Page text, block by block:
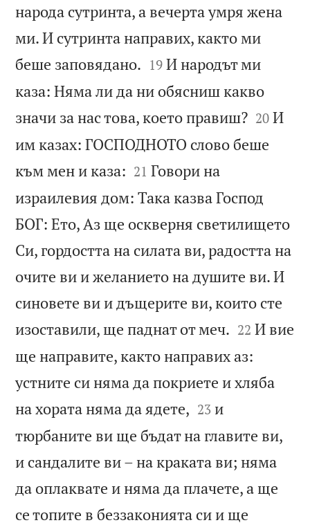
народа сутринта, а вечерта умря жена
ми. И сутринта направих, както ми
беше заповядано. 

19 И народът ми
каза: Няма ли да ни обясниш какво
значи за нас това, което правиш?
20 И
им казах: ГОСПОДНОТО слово беше
към мен и каза: 

21 Говори на
израилевия дом: Така казва Господ
БОГ: Ето, Аз ще оскверня светилището
Си, гордостта на силата ви, радостта на
очите ви и желанието на душите ви. И
синовете ви и дъщерите ви, които сте
изоставили, ще паднат от меч. 

22 И вие
ще направите, както направих аз:
устните си няма да покриете и хляба
на хората няма да ядете, 

23 и
тюрбаните ви ще бъдат на главите ви,
и сандалите ви – на краката ви; няма
да оплаквате и няма да плачете, а ще
се топите в беззаконията си и ще